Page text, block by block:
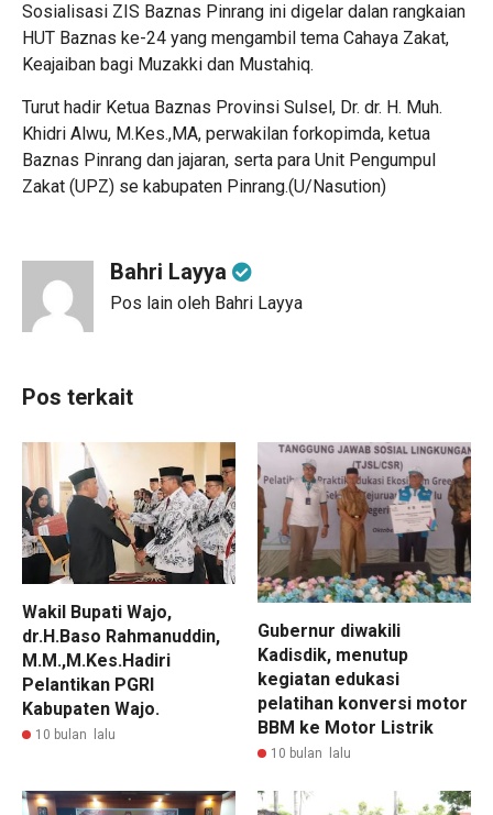
Sosialisasi ZIS Baznas Pinrang ini digelar dalan rangkaian
HUT Baznas ke-24 yang mengambil tema Cahaya Zakat,
Keajaiban bagi Muzakki dan Mustahiq.
Turut hadir Ketua Baznas Provinsi Sulsel, Dr. dr. H. Muh.
Khidri Alwu, M.Kes.,MA, perwakilan forkopimda, ketua
Baznas Pinrang dan jajaran, serta para Unit Pengumpul
Zakat (UPZ) se kabupaten Pinrang.(U/Nasution)
Bahri Layya
Pos lain oleh Bahri Layya
Pos terkait
Wakil Bupati Wajo,
dr.H.Baso Rahmanuddin,
M.M.,M.Kes.Hadiri
Pelantikan PGRI
Kabupaten Wajo.
10 bulan lalu
Gubernur diwakili
Kadisdik, menutup
kegiatan edukasi
pelatihan konversi motor
BBM ke Motor Listrik
10 bulan lalu